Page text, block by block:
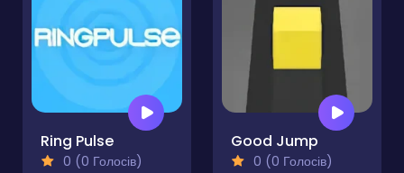
Ring Pulse
0 (0 Голосів)
Good Jump
0 (0 Голосів)